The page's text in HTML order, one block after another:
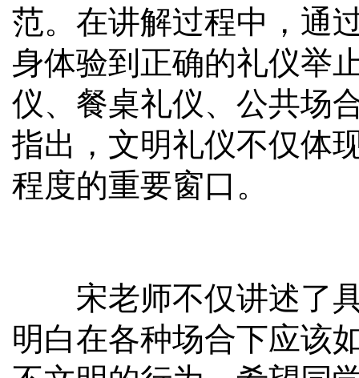
范。在讲解过程中，通
身体验到正确的礼仪举
仪、餐桌礼仪、公共场
指出，文明礼仪不仅体
程度的重要窗口。
宋老师不仅讲述了具
明白在各种场合下应该